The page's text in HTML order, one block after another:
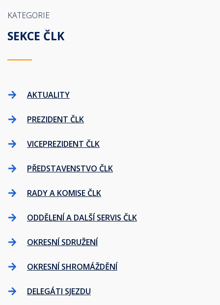
KATEGORIE
SEKCE ČLK
AKTUALITY
PREZIDENT ČLK
VICEPREZIDENT ČLK
PŘEDSTAVENSTVO ČLK
RADY A KOMISE ČLK
ODDĚLENÍ A DALŠÍ SERVIS ČLK
OKRESNÍ SDRUŽENÍ
OKRESNÍ SHROMÁŽDĚNÍ
DELEGÁTI SJEZDU